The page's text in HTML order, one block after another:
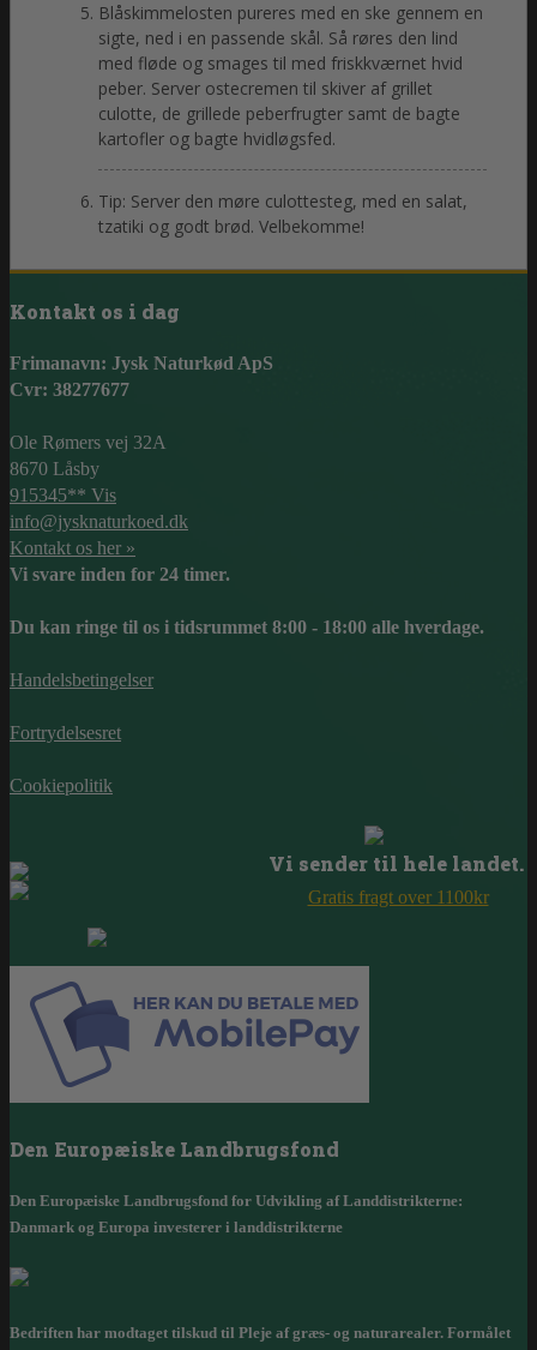
Blåskimmelosten pureres med en ske gennem en
sigte, ned i en passende skål. Så røres den lind
med fløde og smages til med friskkværnet hvid
peber. Server ostecremen til skiver af grillet
culotte, de grillede peberfrugter samt de bagte
kartofler og bagte hvidløgsfed.
Tip: Server den møre culottesteg, med en salat,
tzatiki og godt brød. Velbekomme!
Kontakt os i dag
Frimanavn: Jysk Naturkød ApS
Cvr: 38277677
Ole Rømers vej 32A
8670 Låsby
915345** Vis
info@jysknaturkoed.dk
Kontakt os her »
Vi svare inden for 24 timer.
Du kan ringe til os i tidsrummet 8:00 - 18:00 alle hverdage.
Handelsbetingelser
Fortrydelsesret
Cookiepolitik
Vi sender til hele landet.
Gratis fragt over 1100kr
Den Europæiske Landbrugsfond
Den Europæiske Landbrugsfond for Udvikling af Landdistrikterne:
Danmark og Europa investerer i landdistrikterne
Bedriften har modtaget tilskud til Pleje af græs- og naturarealer. Formålet